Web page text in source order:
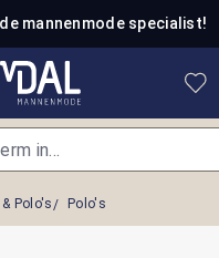
mannenmode specialist!
Je
Polo's Polo's